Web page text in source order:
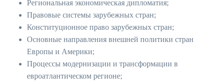
Региональная экономическая дипломатия;
Правовые системы зарубежных стран;
Конституционное право зарубежных стран;
Основные направления внешней политики стран
Европы и Америки;
Процессы модернизации и трансформации в
евроатлантическом регионе;